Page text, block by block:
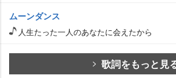
ムーンダンス
人生たった一人のあなたに会えたから
歌詞をもっと見